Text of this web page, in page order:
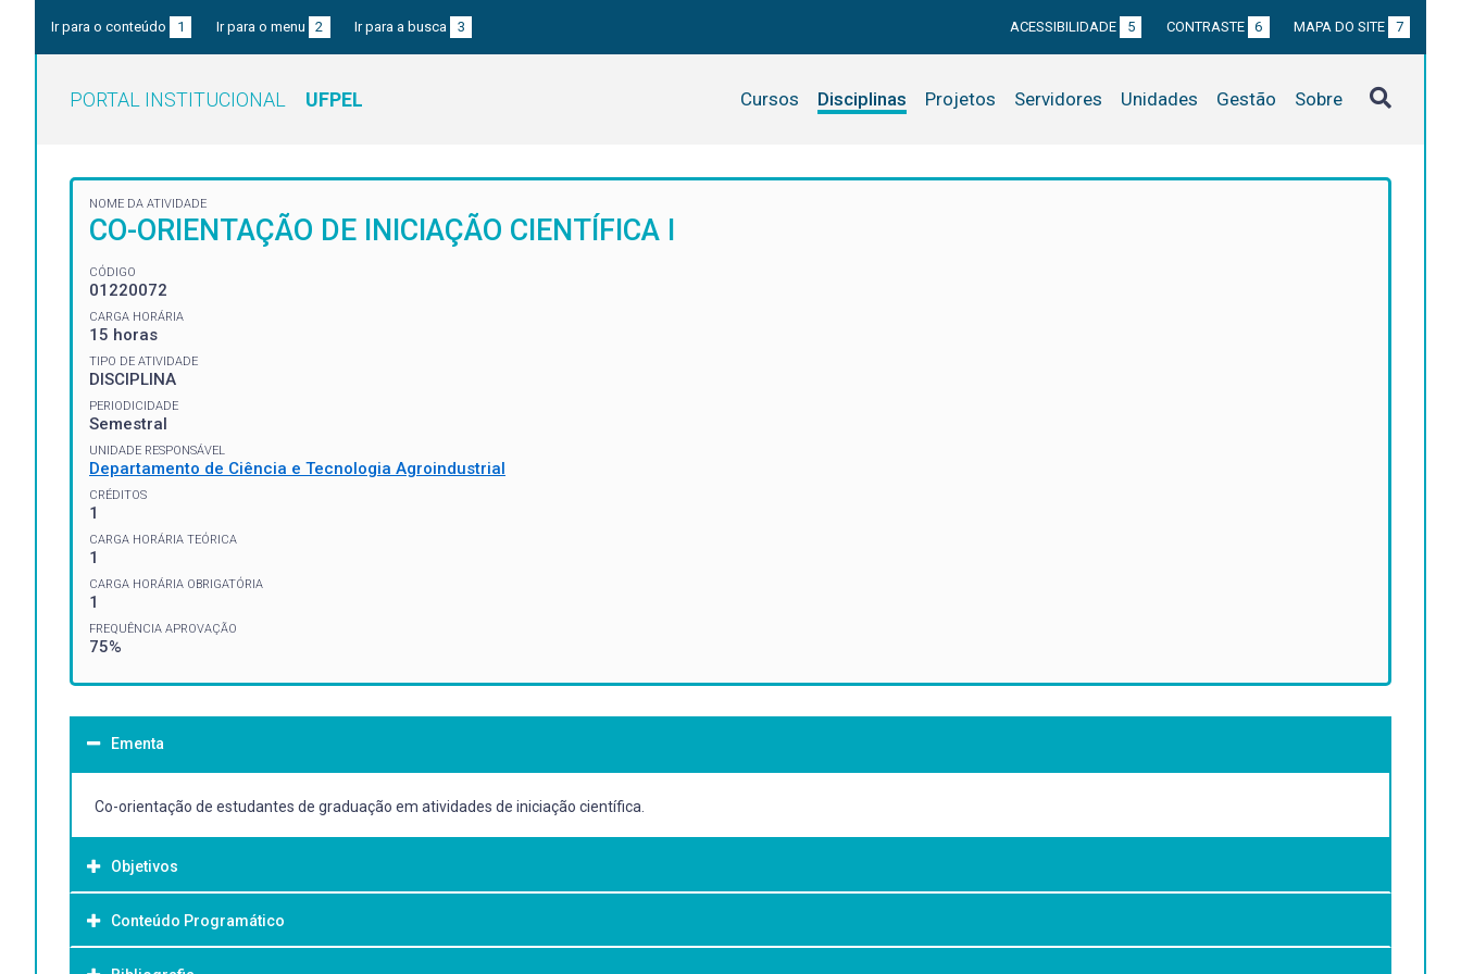
Ir para o conteúdo 1 Ir para o menu 2 Ir para a busca 3 ACESSIBILIDADE 5 CONTRASTE 6 MAPA DO SITE 7
PORTAL INSTITUCIONAL UFPEL Cursos Disciplinas Projetos Servidores Unidades Gestão Sobre
NOME DA ATIVIDADE
CO-ORIENTAÇÃO DE INICIAÇÃO CIENTÍFICA I
CÓDIGO
01220072
CARGA HORÁRIA
15 horas
TIPO DE ATIVIDADE
DISCIPLINA
PERIODICIDADE
Semestral
UNIDADE RESPONSÁVEL
Departamento de Ciência e Tecnologia Agroindustrial
CRÉDITOS
1
CARGA HORÁRIA TEÓRICA
1
CARGA HORÁRIA OBRIGATÓRIA
1
FREQUÊNCIA APROVAÇÃO
75%
Ementa
Co-orientação de estudantes de graduação em atividades de iniciação científica.
Objetivos
Objetivo Geral:
Acompanhar os pós-graduandos na co-orientação de estudantes de graduação em atividades de iniciação científica.
Conteúdo Programático